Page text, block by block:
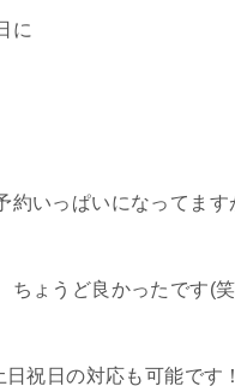
に
約いっぱいになってます
ちょうど良かったです(
祝日の対応も可能です！